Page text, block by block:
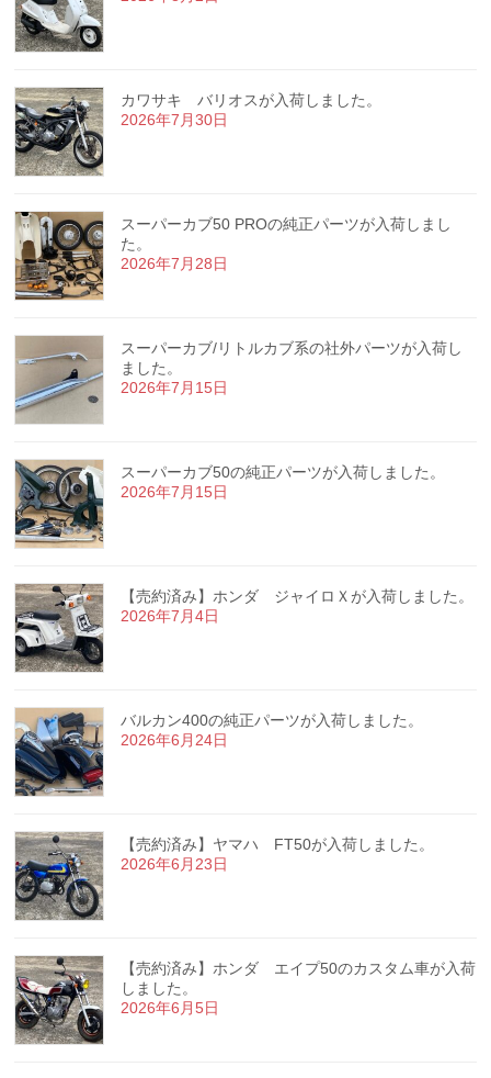
カワサキ バリオスが入荷しました。
2026年7月30日
スーパーカブ50 PROの純正パーツが入荷しまし
た。
2026年7月28日
スーパーカブ/リトルカブ系の社外パーツが入荷し
ました。
2026年7月15日
スーパーカブ50の純正パーツが入荷しました。
2026年7月15日
【売約済み】ホンダ ジャイロＸが入荷しました。
2026年7月4日
バルカン400の純正パーツが入荷しました。
2026年6月24日
【売約済み】ヤマハ FT50が入荷しました。
2026年6月23日
【売約済み】ホンダ エイプ50のカスタム車が入荷
しました。
2026年6月5日